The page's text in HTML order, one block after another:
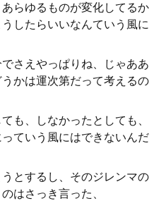
らゆるものが変化してるか
したらいいなんていう風に
さえやっぱりね、じゃああ
かは運次第だって考えるの
も、しなかったとしても、
ていう風にはできないんだ
とするし、そのジレンマの
はさっき言った、